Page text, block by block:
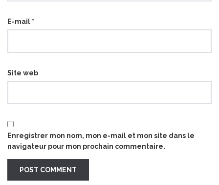
E-mail *
Site web
Enregistrer mon nom, mon e-mail et mon site dans le
navigateur pour mon prochain commentaire.